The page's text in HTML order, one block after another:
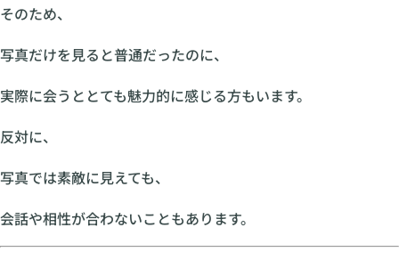
そのため、
写真だけを見ると普通だったのに、
実際に会うととても魅力的に感じる方もいます。
反対に、
写真では素敵に見えても、
会話や相性が合わないこともあります。